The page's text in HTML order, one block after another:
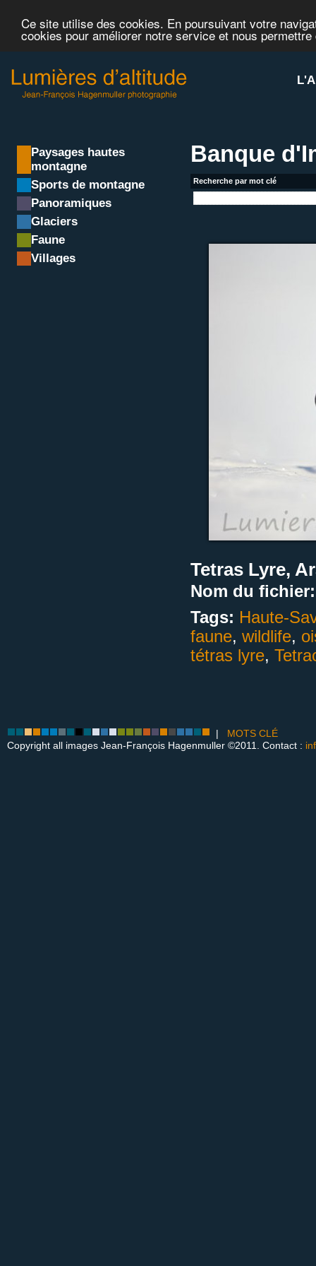
Ce site utilise des cookies. En poursuivant votre
cookies pour améliorer notre service et nous
Paysages hautes
montagne
Sports de montagne
Panoramiques
Glaciers
Faune
Villages
Banque
Recherche par mot clé
Tetras Lyre,
Nom du fichier:
Tags: Haute-
faune, wildlife,
tétras lyre,
| MOTS CLÉ
Copyright all images Jean-François Hagenmuller ©2011. Contact :